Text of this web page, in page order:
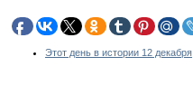
Этот день в истории 12 декабря